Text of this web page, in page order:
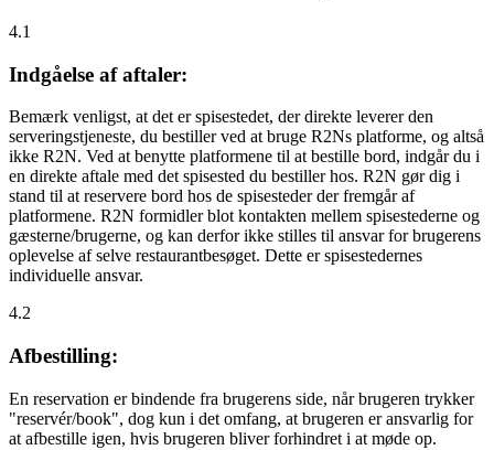
4.1
Indgåelse af aftaler:
Bemærk venligst, at det er spisestedet, der direkte leverer den
serveringstjeneste, du bestiller ved at bruge R2Ns platforme, og altså
ikke R2N. Ved at benytte platformene til at bestille bord, indgår du i
en direkte aftale med det spisested du bestiller hos. R2N gør dig i
stand til at reservere bord hos de spisesteder der fremgår af
platformene. R2N formidler blot kontakten mellem spisestederne og
gæsterne/brugerne, og kan derfor ikke stilles til ansvar for brugerens
oplevelse af selve restaurantbesøget. Dette er spisestedernes
individuelle ansvar.
4.2
Afbestilling:
En reservation er bindende fra brugerens side, når brugeren trykker
"reservér/book", dog kun i det omfang, at brugeren er ansvarlig for
at afbestille igen, hvis brugeren bliver forhindret i at møde op.